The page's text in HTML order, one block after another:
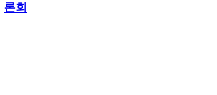
론회